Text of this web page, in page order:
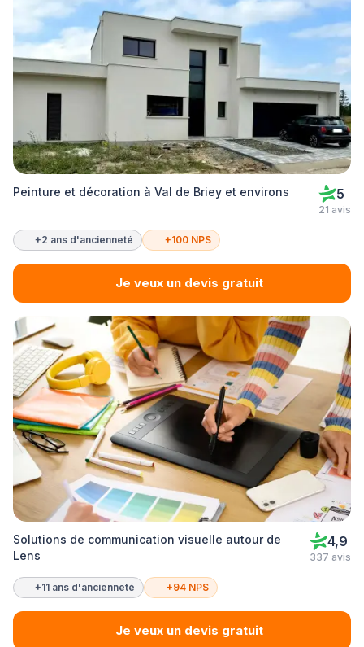
Peinture et décoration à Val de Briey et environs 5
21 avis
+2 ans d'ancienneté +100 NPS
Je veux un devis gratuit
Solutions de communication visuelle autour de
Lens
4,9
337 avis
+11 ans d'ancienneté +94 NPS
Je veux un devis gratuit